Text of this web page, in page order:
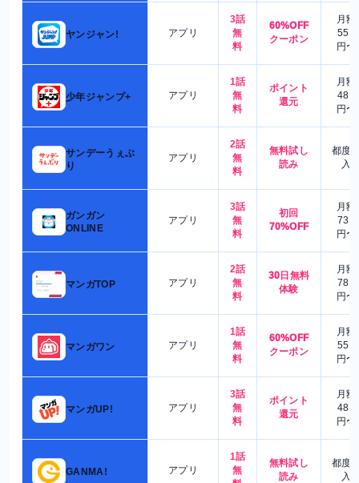
ヤンジャン! アプリ
3話
無
料
60%OFF
クーポン
月額
550
円〜
少年ジャンプ+ アプリ
1話
無
料
ポイント
還元
月額
480
円〜
サンデーうぇぶ
り
アプリ
2話
無
料
無料試し
読み
都度
入
ガンガン
ONLINE
アプリ
3話
無
料
初回
70%OFF
月額
730
円〜
マンガTOP アプリ
2話
無
料
30日無料
体験
月額
780
円〜
マンガワン アプリ
1話
無
料
60%OFF
クーポン
月額
550
円〜
マンガUP! アプリ
3話
無
料
ポイント
還元
月額
480
円〜
GANMA! アプリ
1話
無
無料試し
読み
都度
入